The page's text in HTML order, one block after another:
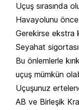
Uçuş sırasında
Havayolunu
Gerekirse ekstra
Seyahat
Bu önlemlerle
uçuş mümkün
Uçuşunuz
AB ve Birleşik